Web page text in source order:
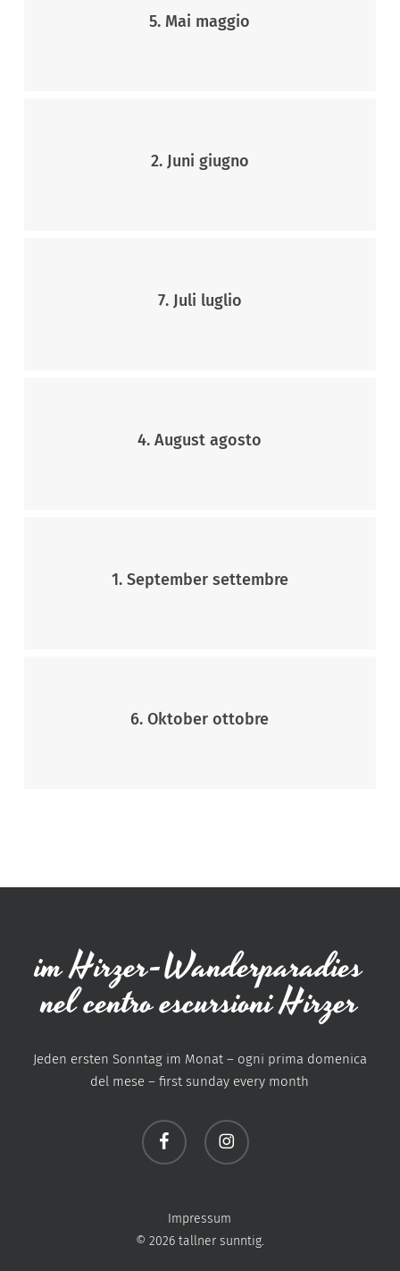
5. Mai maggio
2. Juni giugno
7. Juli luglio
4. August agosto
1. September settembre
6. Oktober ottobre
im Hirzer-Wanderparadies
nel centro escursioni Hirzer
Jeden ersten Sonntag im Monat – ogni prima domenica
del mese – first sunday every month
facebook instagram
Impressum
© 2026 tallner sunntig.